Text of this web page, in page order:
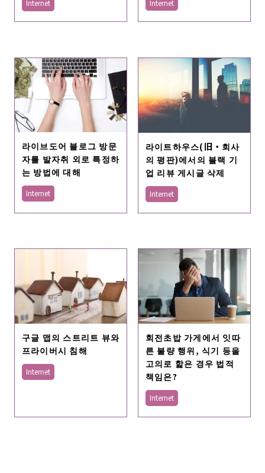
Internet Internet
라이브도어 블로그 방문
자를 발자취 외로 특정하
는 방법에 대해
Internet
라이트하우스(旧・회사
의 평판)에서의 블랙 기
업 리뷰 게시글 삭제
Internet
구글 맵의 스트리트 뷰와
프라이버시 침해
Internet
회전초밥 가게에서 잇따
른 불량 행위, 식기 등을
고의로 핥은 경우 법적
책임은?
Internet